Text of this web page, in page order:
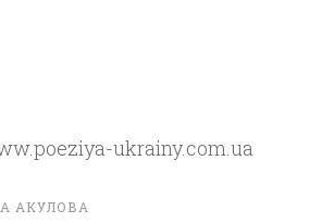
ukrainy.com.ua
АКУЛОВА